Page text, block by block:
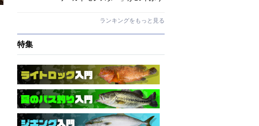
ランキングをもっと見る
特集